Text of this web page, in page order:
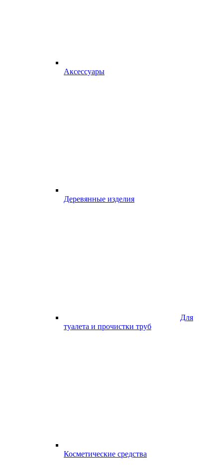
Аксессуары
Деревянные изделия
Для
туалета и прочистки труб
Косметические средства